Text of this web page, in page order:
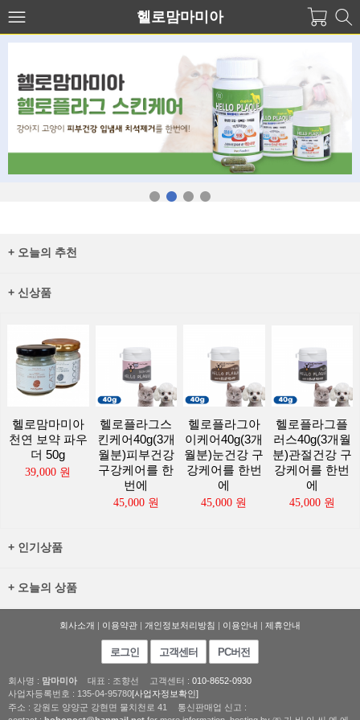
헬로맘마미아
+ 오늘의 추천
+ 신상품
헬로맘마미아
천연 보약 파우
더 50g
39,000 원
헬로플라그스
킨케어40g(3개
월분)피부건강
구강케어를 한
번에
45,000 원
헬로플라그아
이케어40g(3개
월분)눈건강 구
강케어를 한번
에
45,000 원
헬로플라그플
러스40g(3개월
분)관절건강 구
강케어를 한번
에
45,000 원
+ 인기상품
+ 오늘의 상품
회사소개 | 이용약관 | 개인정보처리방침 | 이용안내 | 제휴안내
로그인 고객센터 PC버전
회사명 : 맘마미아 대표 : 조향선 고객센터 : 010-8652-0930
사업자등록번호 : 135-04-95780[사업자정보확인]
주소 : 강원도 양양군 강현면 물치천로 41
통신판매업 신고 :